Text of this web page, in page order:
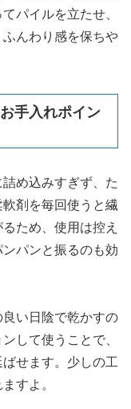
パイルを立たせ、
んわり感を保ちや
手入れポイン
め込みすぎず、た
剤を毎回使うと繊
ため、使用は控え
パンと振るのも効
い日陰で乾かすの
して使うことで、
せます。少しの工
すよ。